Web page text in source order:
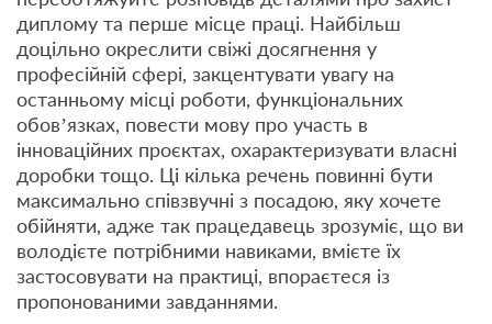
диплому та перше місце праці. Найбільш
доцільно окреслити свіжі досягнення у
професійній сфері, закцентувати увагу на
останньому місці роботи, функціональних
обов’язках, повести мову про участь в
інноваційних проєктах, охарактеризувати власні
доробки тощо. Ці кілька речень повинні бути
максимально співзвучні з посадою, яку хочете
обійняти, адже так працедавець зрозуміє, що ви
володієте потрібними навиками, вмієте їх
застосовувати на практиці, впораєтеся із
пропонованими завданнями.